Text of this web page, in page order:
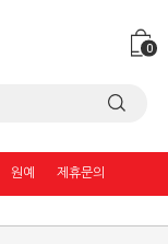
0
원예 제휴문의